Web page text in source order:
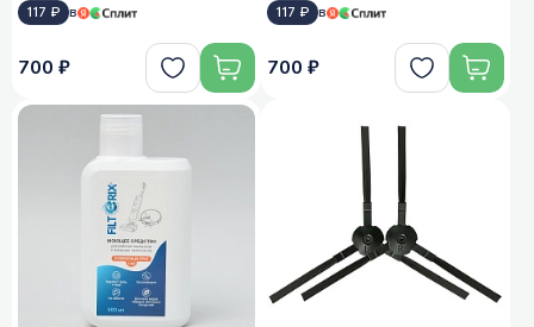
117 ₽ в
700 ₽
117 ₽ в
700 ₽